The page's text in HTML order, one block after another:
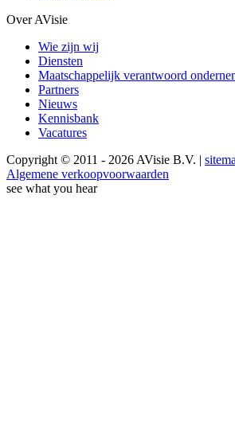
Over AVisie
Wie zijn wij
Diensten
Maatschappelijk verantwoord
Partners
Nieuws
Kennisbank
Vacatures
Copyright © 2011 - 2026 AVisie B.V. |
Algemene verkoopvoorwaarden
see what you hear